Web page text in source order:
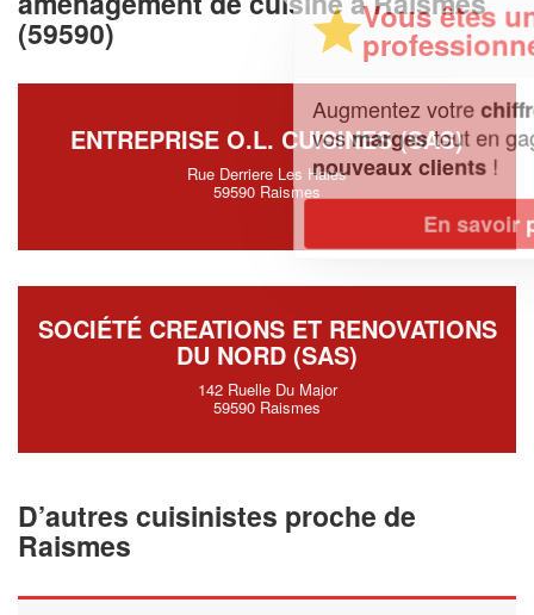
(59590)
ENTREPRISE O.L. CUISINES (SAS)
Rue Derriere Les Haies
59590 Raismes
SOCIÉTÉ CREATIONS ET RENOVATIONS
DU NORD (SAS)
142 Ruelle Du Major
59590 Raismes
D’autres cuisinistes proche de
Raismes
Vous êtes un
professionnel ?
Augmentez votrechiffre d'affaireset
vosmarges tout en gagnant de
nouveaux clients!